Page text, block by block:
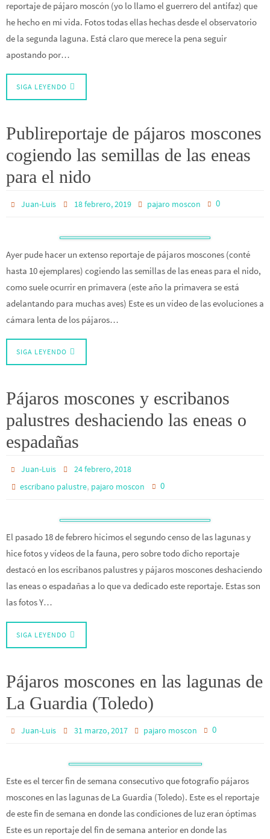
reportaje de pájaro moscón (yo lo llamo el guerrero del antifaz) que
he hecho en mi vida. Fotos todas ellas hechas desde el observatorio
de la segunda laguna. Está claro que merece la pena seguir
apostando por…
SIGA LEYENDO
Publireportaje de pájaros moscones
cogiendo las semillas de las eneas
para el nido
Juan-Luis 18 febrero, 2019 pajaro moscon 0
Ayer pude hacer un extenso reportaje de pájaros moscones (conté
hasta 10 ejemplares) cogiendo las semillas de las eneas para el nido,
como suele ocurrir en primavera (este año la primavera se está
adelantando para muchas aves) Este es un vídeo de las evoluciones a
cámara lenta de los pájaros…
SIGA LEYENDO
Pájaros moscones y escribanos
palustres deshaciendo las eneas o
espadañas
Juan-Luis
24 febrero, 2018
escribano palustre, pajaro moscon 0
El pasado 18 de febrero hicimos el segundo censo de las lagunas y
hice fotos y vídeos de la fauna, pero sobre todo dicho reportaje
destacó en los escribanos palustres y pájaros moscones deshaciendo
las eneas o espadañas a lo que va dedicado este reportaje. Estas son
las fotos Y…
SIGA LEYENDO
Pájaros moscones en las lagunas de
La Guardia (Toledo)
Juan-Luis 31 marzo, 2017 pajaro moscon 0
Este es el tercer fin de semana consecutivo que fotografío pájaros
moscones en las lagunas de La Guardia (Toledo). Este es el reportaje
de este fin de semana en donde las condiciones de luz eran óptimas
Este es un reportaje del fin de semana anterior en donde las